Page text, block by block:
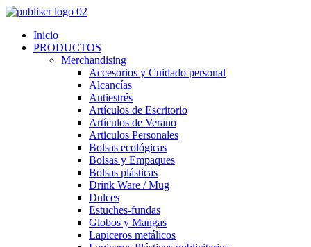
Inicio
PRODUCTOS
Merchandising
Accesorios y Cuidado personal
Alcancías
Antiestrés
Artículos de Escritorio
Artículos de Verano
Articulos Personales
Bolsas ecológicas
Bolsas y Empaques
Bolsas plásticas
Drink Ware / Mug
Dulces
Estuches-fundas
Globos y Mangas
Lapiceros metálicos